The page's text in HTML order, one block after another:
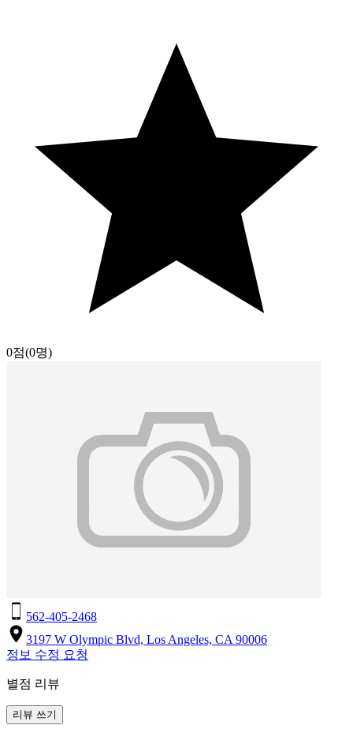
0점(0명)
562-405-2468
3197 W Olympic Blvd, Los Angeles, CA 90006
정보 수정 요청
별점 리뷰
리뷰 쓰기